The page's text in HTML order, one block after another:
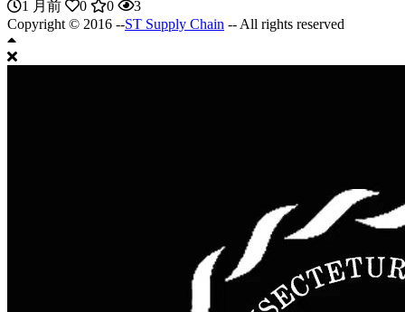
1 月前
0 0
3
Copyright © 2016 --ST Supply Chain -- All rights reserved